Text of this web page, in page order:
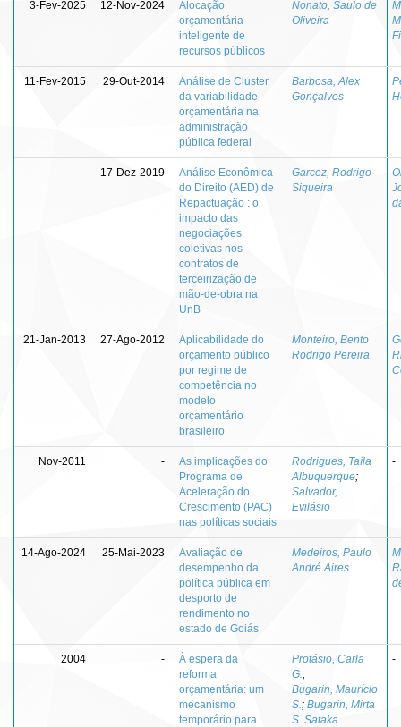
3-Fev-2025 12-Nov-2024
Alocação
orçamentária
inteligente de
recursos públicos
Nonato, Saulo de
Oliveira
11-Fev-2015 29-Out-2014
Análise de Cluster
da variabilidade
orçamentária na
administração
pública federal
Barbosa, Alex
Gonçalves
- 17-Dez-2019
Análise Econômica
do Direito (AED) de
Repactuação : o
impacto das
negociações
coletivas nos
contratos de
terceirização de
mão-de-obra na
UnB
Garcez, Rodrigo
Siqueira
21-Jan-2013 27-Ago-2012
Aplicabilidade do
orçamento público
por regime de
competência no
modelo
orçamentário
brasileiro
Monteiro, Bento
Rodrigo Pereira
Nov-2011 -
As implicações do
Programa de
Aceleração do
Crescimento (PAC)
nas políticas sociais
Rodrigues, Taíla
Albuquerque;
Salvador,
Evilásio
-
14-Ago-2024 25-Mai-2023
Avaliação de
desempenho da
política pública em
desporto de
rendimento no
estado de Goiás
Medeiros, Paulo
André Aires
2004 -
À espera da
reforma
orçamentária: um
mecanismo
temporário para
Protásio, Carla
G. ;
Bugarin, Maurício
S. ; Bugarin, Mirta
S. Sataka
-